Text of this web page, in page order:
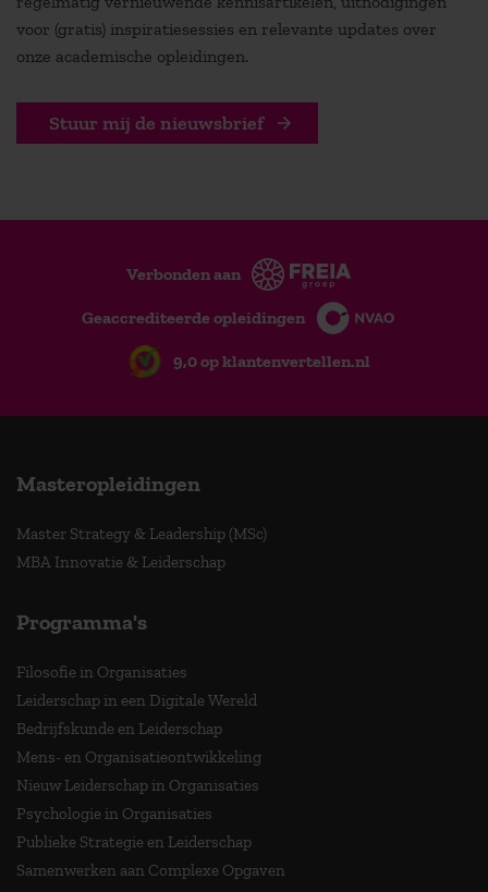
voor (gratis) inspiratiesessies en relevante updates over
onze academische opleidingen.
Stuur mij de nieuwsbrief
Verbonden aan
Geaccrediteerde opleidingen
9,0 op klantenvertellen.nl
Masteropleidingen
Master Strategy & Leadership (MSc)
MBA Innovatie & Leiderschap
Programma's
Filosofie in Organisaties
Leiderschap in een Digitale Wereld
Bedrijfskunde en Leiderschap
Mens- en Organisatieontwikkeling
Nieuw Leiderschap in Organisaties
Psychologie in Organisaties
Publieke Strategie en Leiderschap
Samenwerken aan Complexe Opgaven